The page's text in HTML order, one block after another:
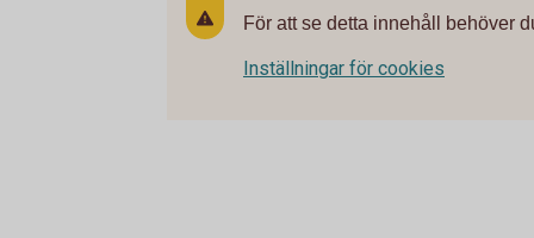
För att se detta innehåll behöver
Inställningar för cookies